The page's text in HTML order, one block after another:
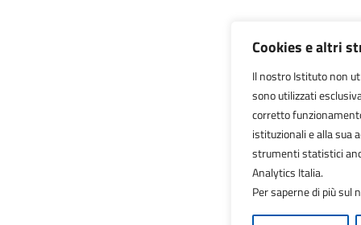
Cookies e altri
Il nostro Istituto non
sono utilizzati
corretto
istituzionali e alla sua
strumenti statistici
Analytics Italia.
Per saperne di più sul